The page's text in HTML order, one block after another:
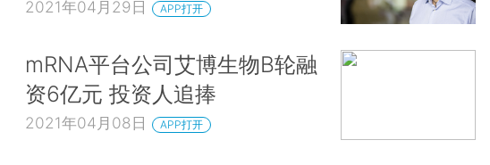
2021年04月29日 APP打开
mRNA平台公司艾博生物B轮融
资6亿元 投资人追捧
2021年04月08日 APP打开